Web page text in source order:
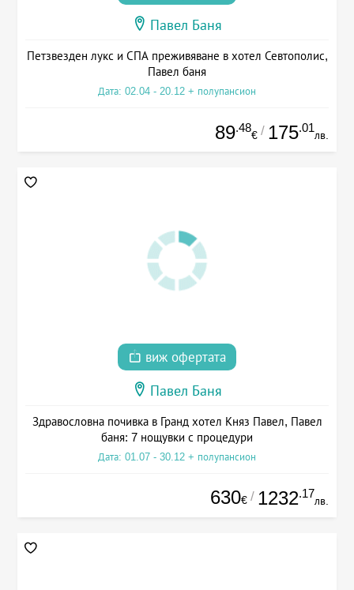
Павел Баня
Петзвезден лукс и СПА преживяване в хотел Севтополис,
Павел баня
Дата: 02.04 - 20.12 + полупансион
89.48
€ / 175.01
лв.
виж офертата
Павел Баня
Здравословна почивка в Гранд хотел Княз Павел, Павел
баня: 7 нощувки с процедури
Дата: 01.07 - 30.12 + полупансион
630€ / 1232.17
лв.